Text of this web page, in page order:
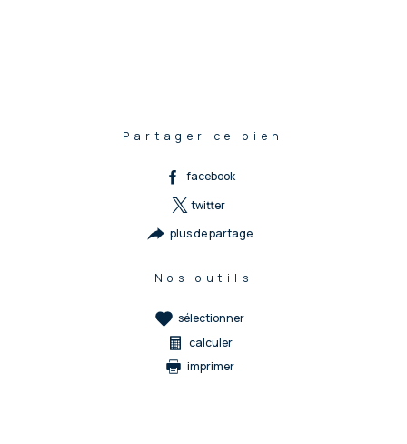
Partager ce bien
facebook
twitter
plus de partage
Nos outils
sélectionner
calculer
imprimer